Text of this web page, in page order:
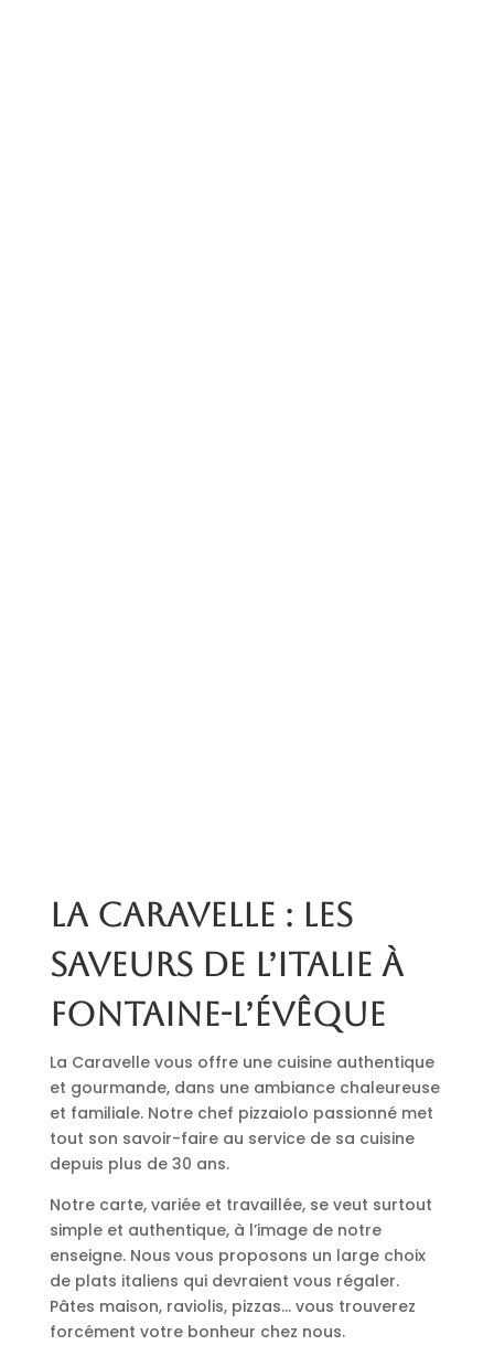
La Caravelle : les
saveurs de l’Italie à
Fontaine-l’Évêque
La Caravelle vous offre une cuisine authentique
et gourmande, dans une ambiance chaleureuse
et familiale. Notre chef pizzaiolo passionné met
tout son savoir-faire au service de sa cuisine
depuis plus de 30 ans.
Notre carte, variée et travaillée, se veut surtout
simple et authentique, à l’image de notre
enseigne. Nous vous proposons un large choix
de plats italiens qui devraient vous régaler.
Pâtes maison, raviolis, pizzas… vous trouverez
forcément votre bonheur chez nous.